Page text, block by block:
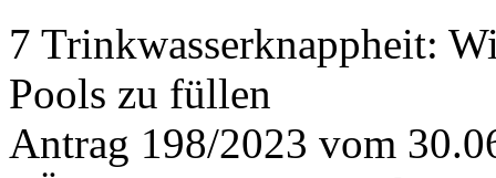
7 Trinkwasserknappheit:
Pools zu füllen
Antrag 198/2023 vom